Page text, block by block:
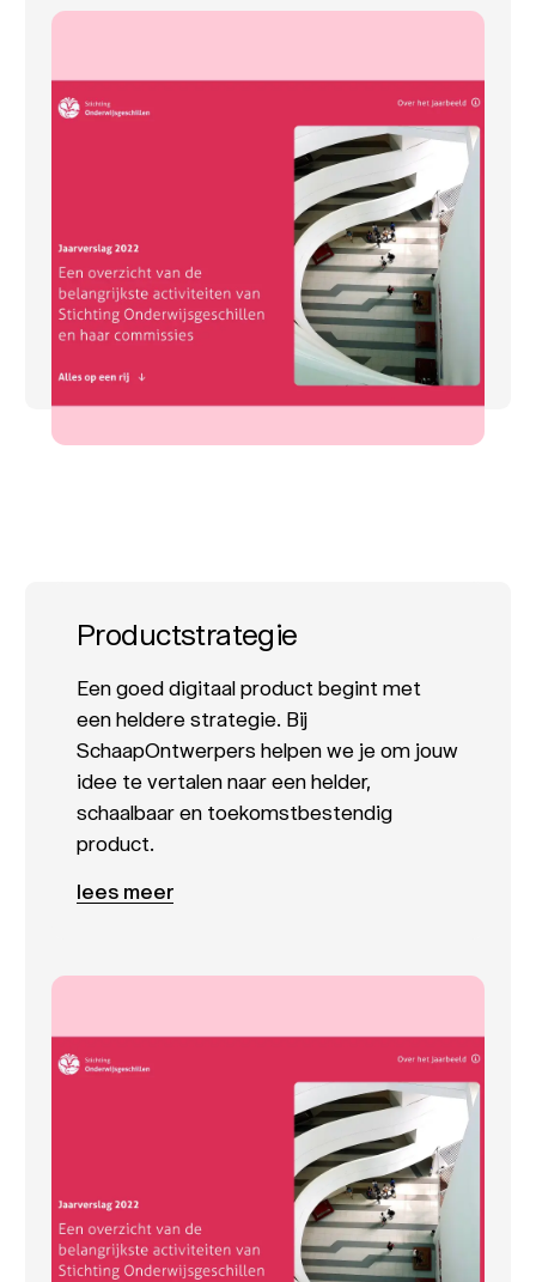
Productstrategie
Een goed digitaal product begint met
een heldere strategie. Bij
SchaapOntwerpers helpen we je om jouw
idee te vertalen naar een helder,
schaalbaar en toekomstbestendig
product.
lees meer